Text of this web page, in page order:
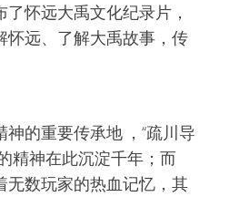
怀远大禹文化纪录片，
怀远、了解大禹故事，传
的重要传承地 ，“疏川导
精神在此沉淀千年；而
无数玩家的热血记忆，其